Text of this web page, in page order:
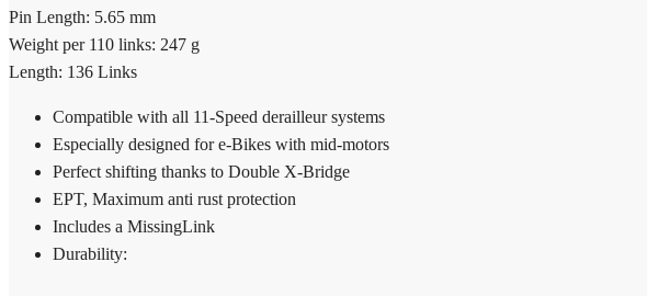
Pin Length: 5.65 mm
Weight per 110 links: 247 g
Length: 136 Links
Compatible with all 11-Speed derailleur systems
Especially designed for e-Bikes with mid-motors
Perfect shifting thanks to Double X-Bridge
EPT, Maximum anti rust protection
Includes a MissingLink
Durability: